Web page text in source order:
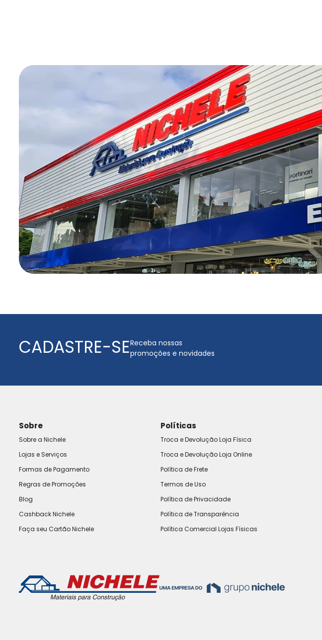
CADASTRE-SEReceba nossas
promoções e novidades
Sobre
Sobre a Nichele
Lojas e Serviços
Formas de Pagamento
Regras de Promoções
Blog
Cashback Nichele
Faça seu Cartão Nichele
Políticas
Troca e Devolução Loja Física
Troca e Devolução Loja Online
Política de Frete
Termos de Uso
Política de Privacidade
Política de Transparência
Política Comercial Lojas Físicas